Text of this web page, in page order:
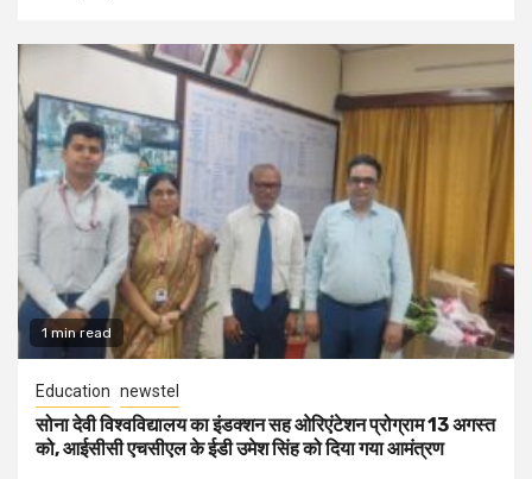
1 min read
Education newstel
सोना देवी विश्वविद्यालय का इंडक्शन सह ओरिएंटेशन प्रोग्राम 13 अगस्त
को, आईसीसी एचसीएल के ईडी उमेश सिंह को दिया गया आमंत्रण